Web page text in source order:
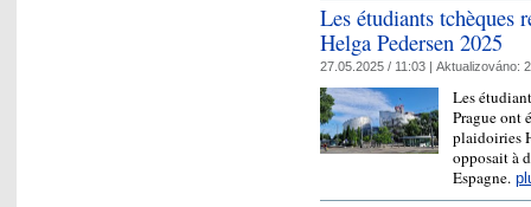
Les étudiants tchèques
Helga Pedersen 2025
27.05.2025 / 11:03 | Aktualizováno:
Les
Prague ont
plaidoiries
opposait à
Espagne.